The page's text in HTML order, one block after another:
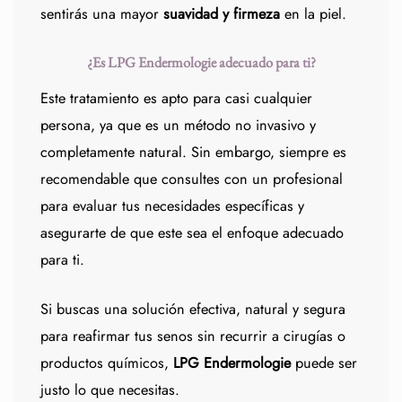
sentirás una mayor suavidad y firmeza en la piel.
¿Es LPG Endermologie adecuado para ti?
Este tratamiento es apto para casi cualquier
persona, ya que es un método no invasivo y
completamente natural. Sin embargo, siempre es
recomendable que consultes con un profesional
para evaluar tus necesidades específicas y
asegurarte de que este sea el enfoque adecuado
para ti.
Si buscas una solución efectiva, natural y segura
para reafirmar tus senos sin recurrir a cirugías o
productos químicos, LPG Endermologiepuede ser
justo lo que necesitas.